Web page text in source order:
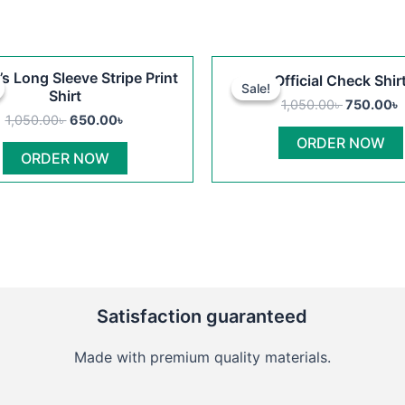
Long Sleeve Stripe Print
Shirt
1,050.00৳
price
was:
1,050.00৳ .
650.00৳
price
ORDER NOW
This
product
multiple
The
the
product
Sale!
Sale! Official Check
1,050.00৳
price
was:
1,050.00৳ .
750.00৳
ORDER NOW
Satisfaction guaranteed
Made with premium quality materials.